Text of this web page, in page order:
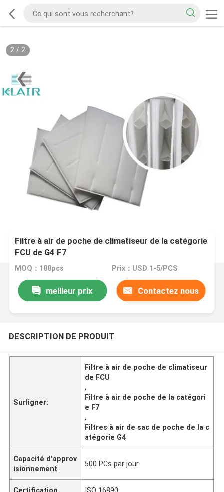
2/ 2
Filtre à air de poche de climatiseur de la catégorie
FCU de G4 F7
MOQ：100pcs Prix：USD 1-5/PCS
meilleur prix Contactez nous
DESCRIPTION DE PRODUIT
Surligner:
Filtre à air de poche de climatiseur
de FCU
,
Filtre à air de poche de la catégori
e F7
,
Filtres à air de sac de poche de la c
atégorie G4
Capacité d'approv
isionnement
500 PCs par jour
Certification ISO 16890